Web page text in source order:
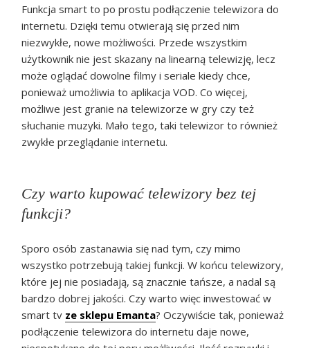
Funkcja smart to po prostu podłączenie telewizora do
internetu. Dzięki temu otwierają się przed nim
niezwykłe, nowe możliwości. Przede wszystkim
użytkownik nie jest skazany na linearną telewizję, lecz
może oglądać dowolne filmy i seriale kiedy chce,
ponieważ umożliwia to aplikacja VOD. Co więcej,
możliwe jest granie na telewizorze w gry czy też
słuchanie muzyki. Mało tego, taki telewizor to również
zwykłe przeglądanie internetu.
Czy warto kupować telewizory bez tej
funkcji?
Sporo osób zastanawia się nad tym, czy mimo
wszystko potrzebują takiej funkcji. W końcu telewizory,
które jej nie posiadają, są znacznie tańsze, a nadal są
bardzo dobrej jakości. Czy warto więc inwestować w
smart tv ze sklepu Emanta? Oczywiście tak, ponieważ
podłączenie telewizora do internetu daje nowe,